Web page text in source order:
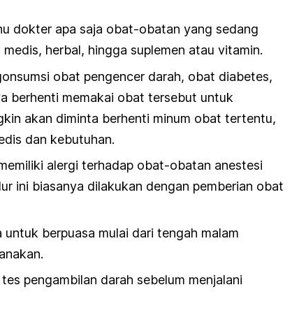
dokter apa saja obat-obatan yang sedang
herbal, hingga suplemen atau vitamin.
obat pengencer darah, obat diabetes,
berhenti memakai obat tersebut untuk
akan diminta berhenti minum obat tertentu,
dan kebutuhan.
alergi terhadap obat-obatan anestesi
ini biasanya dilakukan dengan pemberian obat
berpuasa mulai dari tengah malam
pengambilan darah sebelum menjalani